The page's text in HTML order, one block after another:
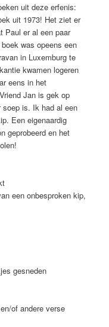
uit deze erfenis:
uit 1973! Het ziet er
Paul er al een paar
was opeens een
in Luxemburg te
kwamen logeren
eens in het
Jan is gek op
is. Ik had al een
Een eigenaardig
geprobeerd en het
een onbesproken kip,
gesneden
of andere verse